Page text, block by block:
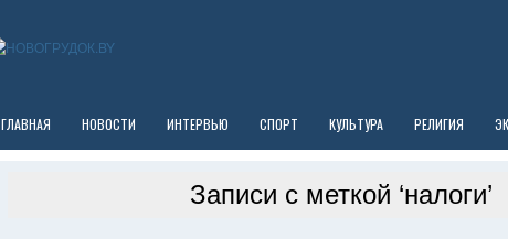
ГЛАВНАЯ НОВОСТИ ИНТЕРВЬЮ СПОРТ КУЛЬТУРА РЕЛИГИЯ
Записи с меткой ‘налоги’